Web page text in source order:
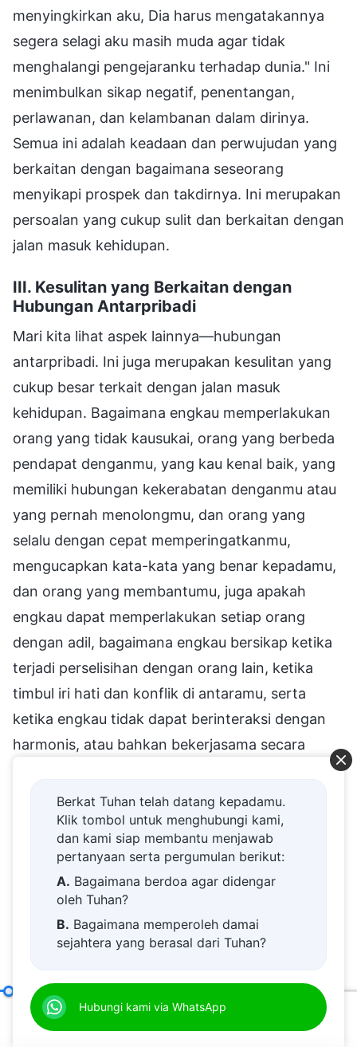
menyingkirkan aku, Dia harus mengatakannya
segera selagi aku masih muda agar tidak
menghalangi pengejaranku terhadap dunia." Ini
menimbulkan sikap negatif, penentangan,
perlawanan, dan kelambanan dalam dirinya.
Semua ini adalah keadaan dan perwujudan yang
berkaitan dengan bagaimana seseorang
menyikapi prospek dan takdirnya. Ini merupakan
persoalan yang cukup sulit dan berkaitan dengan
jalan masuk kehidupan.
III. Kesulitan yang Berkaitan dengan
Hubungan Antarpribadi
Mari kita lihat aspek lainnya—hubungan
antarpribadi. Ini juga merupakan kesulitan yang
cukup besar terkait dengan jalan masuk
kehidupan. Bagaimana engkau memperlakukan
orang yang tidak kausukai, orang yang berbeda
pendapat denganmu, yang kau kenal baik, yang
memiliki hubungan kekerabatan denganmu atau
yang pernah menolongmu, dan orang yang
selalu dengan cepat memperingatkanmu,
mengucapkan kata-kata yang benar kepadamu,
dan orang yang membantumu, juga apakah
engkau dapat memperlakukan setiap orang
dengan adil, bagaimana engkau bersikap ketika
terjadi perselisihan dengan orang lain, ketika
timbul iri hati dan konflik di antaramu, serta
ketika engkau tidak dapat berinteraksi dengan
harmonis, atau bahkan bekerjasama secara
harmonis dalam melaksanakan tugasmu; semua
ini adalah keadaan dan perwujudan yang
berkaitan dengan hubungan antarpribadi.
Apakah ada lagi yang lainnya? (Menjadi
ketika mengetahui masalah seseorang karena
takut menyinggung perasaannya.) Ini adalah
keadaan yang muncul ketika seseorang takut
seseorang memperlakukan pemimpin dan
pekerja, serta orang-orang yang memiliki
Berkat Tuhan telah datang kepadamu.
Klik tombol untuk menghubungi kami,
dan kami siap membantu menjawab
pertanyaan serta pergumulan berikut:
A. Bagaimana berdoa agar didengar
oleh Tuhan?
B. Bagaimana memperoleh damai
sejahtera yang berasal dari Tuhan?
D.
dekat kepada Tuhan.
E.Bagaimana menyambut kedatangan
Hubungi kami via WhatsApp
Pasal